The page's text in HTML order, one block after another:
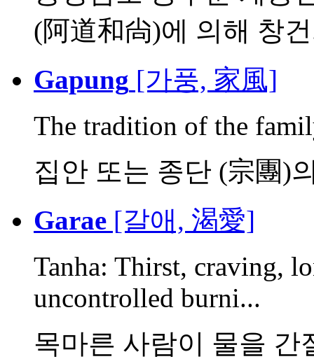
(阿道和尙)에 의해 창
Gapung [가풍, 家風]
The tradition of the
집안 또는 종단 (宗團)
Garae [갈애, 渴愛]
Tanha: Thirst, craving,
uncontrolled burni...
목마른 사람이 물을 간